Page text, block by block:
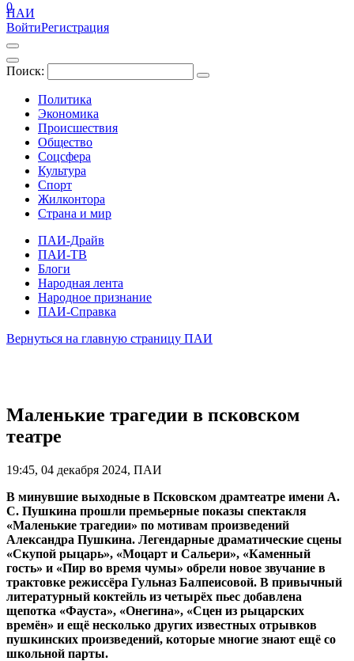
ПАИ
ВойтиРегистрация
Поиск:
Политика
Экономика
Происшествия
Общество
Соцсфера
Культура
Спорт
Жилконтора
Страна и мир
ПАИ-Драйв
ПАИ-ТВ
Блоги
Народная лента
Народное признание
ПАИ-Справка
0
Вернуться на главную страницу ПАИ
Маленькие трагедии в псковском
театре
19:45, 04 декабря 2024, ПАИ
В минувшие выходные в Псковском драмтеатре имени А.
С. Пушкина прошли премьерные показы спектакля
«Маленькие трагедии» по мотивам произведений
Александра Пушкина. Легендарные драматические сцены
«Скупой рыцарь», «Моцарт и Сальери», «Каменный
гость» и «Пир во время чумы» обрели новое звучание в
трактовке режиссёра Гульназ Балпеисовой. В привычный
литературный коктейль из четырёх пьес добавлена
щепотка «Фауста», «Онегина», «Сцен из рыцарских
времён» и ещё несколько других известных отрывков
пушкинских произведений, которые многие знают ещё со
школьной парты.